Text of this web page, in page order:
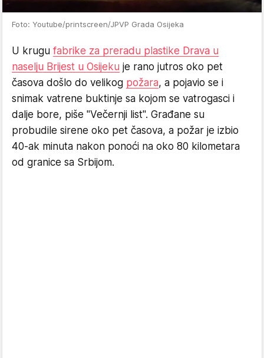
Foto: Youtube/printscreen/JPVP Grada Osijeka
U krugu fabrike za preradu plastike Drava u
naselju Brijest u Osijeku je rano jutros oko pet
časova došlo do velikog požara, a pojavio se i
snimak vatrene buktinje sa kojom se vatrogasci i
dalje bore, piše "Večernji list". Građane su
probudile sirene oko pet časova, a požar je izbio
40-ak minuta nakon ponoći na oko 80 kilometara
od granice sa Srbijom.